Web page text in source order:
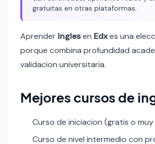
gratuitas en otras plataformas.
Aprender Inglesen Edxes una
porque combina profundidad
validacion universitaria.
Mejores cursos de
Curso de iniciacion (gratis o
Curso de nivel intermedio con